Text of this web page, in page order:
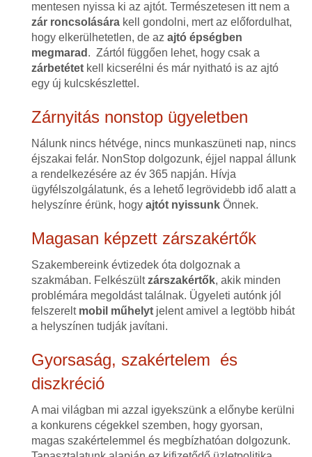
mentesen nyissa ki az ajtót. Természetesen itt nem a
zár roncsolásárakell gondolni, mert az előfordulhat,
hogy elkerülhetetlen, de az ajtó épségben
megmarad . Zártól függően lehet, hogy csak a
zárbetétetkell kicserélni és már nyitható is az ajtó
egy új kulcskészlettel.
Zárnyitás nonstop ügyeletben
Nálunk nincs hétvége, nincs munkaszüneti nap, nincs
éjszakai felár. NonStop dolgozunk, éjjel nappal állunk
a rendelkezésére az év 365 napján. Hívja
ügyfélszolgálatunk, és a lehető legrövidebb idő alatt a
helyszínre érünk, hogy ajtót nyissunkÖnnek.
Magasan képzett zárszakértők
Szakembereink évtizedek óta dolgoznak a
szakmában. Felkészültzárszakértők, akik minden
problémára megoldást találnak. Ügyeleti autónk jól
felszerelt mobil műhelytjelent amivel a legtöbb hibát
a helyszínen tudják javítani.
Gyorsaság, szakértelem és
diszkréció
A mai világban mi azzal igyekszünk a előnybe kerülni
a konkurens cégekkel szemben, hogy gyorsan,
magas szakértelemmel és megbízhatóan dolgozunk.